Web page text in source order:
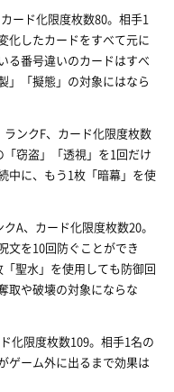
ード化限度枚数80。相手1
化したカードをすべて元に
る番号違いのカードはすべ
」「擬態」の対象にはなら
ンクF、カード化限度枚数
窃盗」「透視」を1回だけ
中に、もう1枚「暗幕」を使
A、カード化限度枚数20。
文を10回防ぐことができ
聖水」を使用しても防御回
取や破壊の対象にならな
化限度枚数109。相手1名の
ゲーム外に出るまで効果は